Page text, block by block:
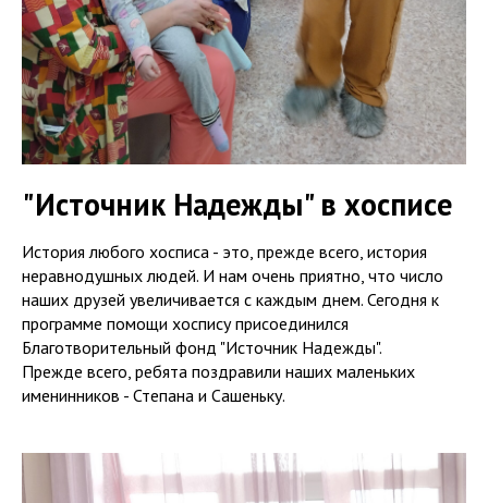
"Источник Надежды" в хосписе
История любого хосписа - это, прежде всего, история
неравнодушных людей. И нам очень приятно, что число
наших друзей увеличивается с каждым днем. Сегодня к
программе помощи хоспису присоединился
Благотворительный фонд "Источник Надежды".
Прежде всего, ребята поздравили наших маленьких
именинников - Степана и Сашеньку.